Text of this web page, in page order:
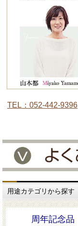
TEL：052-442-9396
用途カテゴリから探す
周年記念品